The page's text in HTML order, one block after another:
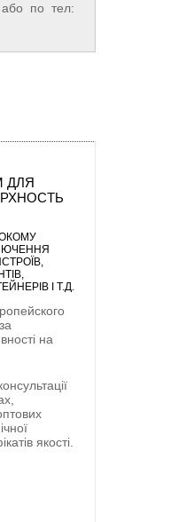
або по тел:
ДЛЯ
І Т.Д.
за
на
якості.